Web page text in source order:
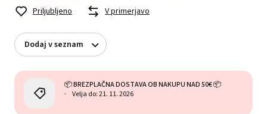
Priljubljeno V primerjavo
Dodaj v seznam
📦 BREZPLAČNA DOSTAVA OB NAKUPU NAD 50€ 📦
Velja do: 21. 11. 2026